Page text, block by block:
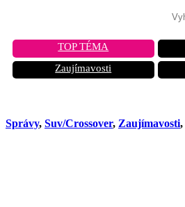
TOP TÉMA
Zaujímavosti
Správy, Suv/Crossover, Zaujímavosti,